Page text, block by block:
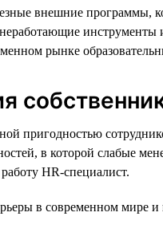
внешние программы,
инструменты
рынке
пригодностью
в которой слабые
HR-специалист.
в современном мире